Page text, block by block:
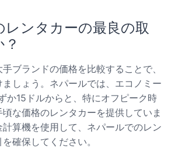
レンタカーの最良の取
ブランドの価格を比較することで、
しょう。ネパールでは、エコノミー
か15ドルからと、特にオフピーク時
な価格のレンタカーを提供していま
算機を使用して、ネパールでのレン
確保してください。